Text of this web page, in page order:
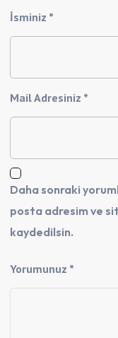
İsminiz *
Mail Adresiniz *
Daha sonraki
posta adresim ve
kaydedilsin.
Yorumunuz *